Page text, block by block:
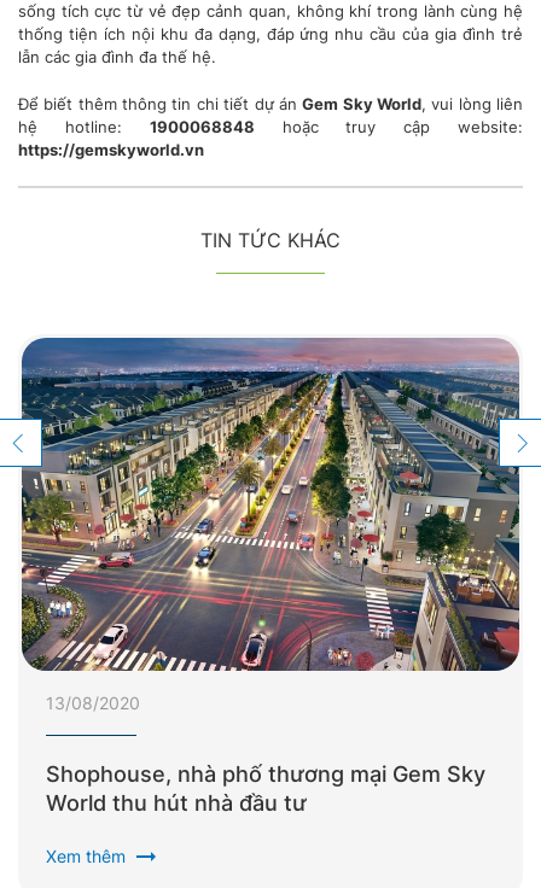
sống tích cực từ vẻ đẹp cảnh quan, không khí trong lành cùng hệ
thống tiện ích nội khu đa dạng, đáp ứng nhu cầu của gia đình trẻ
lẫn các gia đình đa thế hệ.
Để biết thêm thông tin chi tiết dự ánGem Sky World, vui lòng liên
hệ hotline: 1900068848 hoặc truy cập website:
https://gemskyworld.vn
TIN TỨC KHÁC
13/08/2020
Shophouse, nhà phố thương mại Gem Sky
World thu hút nhà đầu tư
Xem thêm arrow_right_alt